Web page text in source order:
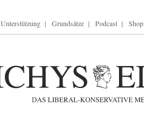
Unterstützung Grundsätze Podcast Shop